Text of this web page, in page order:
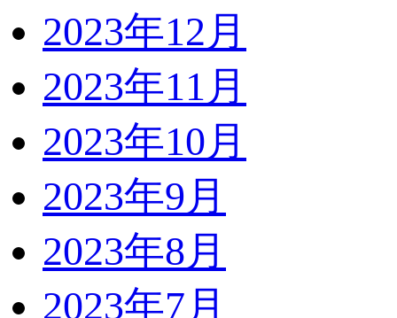
2023年12月
2023年11月
2023年10月
2023年9月
2023年8月
2023年7月